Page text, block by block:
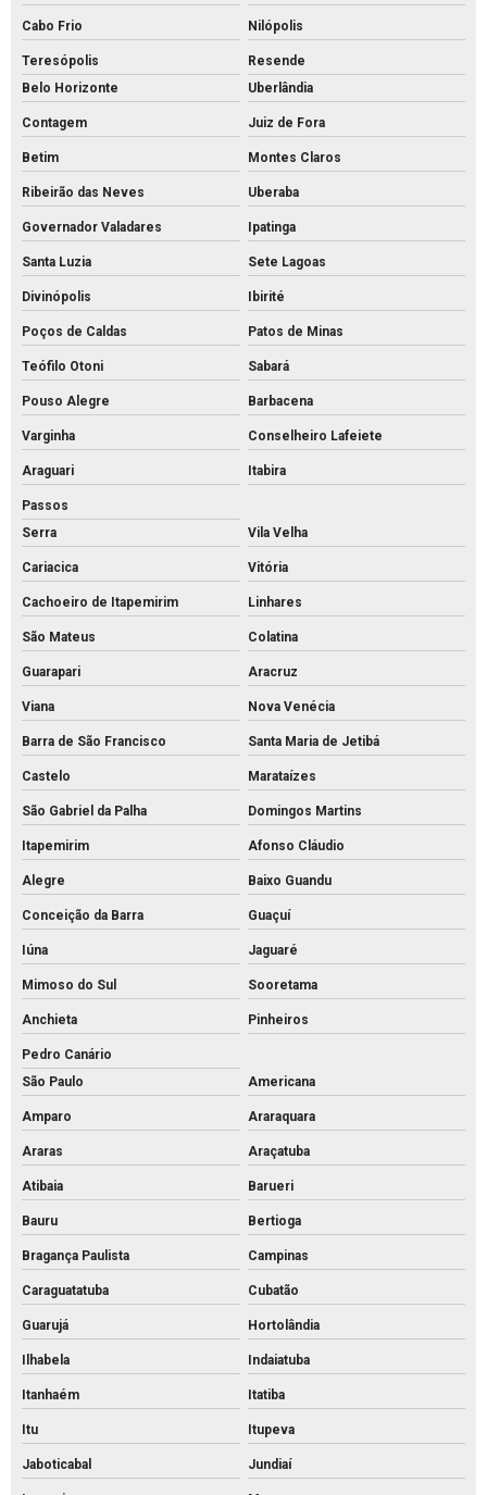
Grelha de concreto
Intertravado de concreto comprar
Intertravado de concreto preço
Intertravado de concreto
Intertravados de concreto pisos
Meio fio de concreto para calçada
Meio fio de concreto preço
Meio fio de concreto valor
Meio fio de concreto a venda
Meio fio de concreto
Mourão de concreto para cerca comprar
Mourão de concreto rs
Mourões de concreto 10x10 preço
Mourões de concreto para alambrado
Mourões de concreto para cerca preço
Mourões de concreto para cerca valores
Mourões de concreto para cerca
Palanque de concreto para alambrado preço
Palanque de concreto para cerca a venda
Palanque concreto para cerca
Palanque de concreto preço
Palanque de concreto valor
Palanque de concreto a venda
Palanque de concreto
Pavimentação bloco intertravado
Pavimentação intertravada preço
Pavimentação intertravada
Piso de concreto para calçada preço
Piso de concreto para calçada
Piso de concreto intertravado preço
Piso de concreto intertravado retangular
Piso de concreto intertravado
Piso de concreto valor
Piso de encaixe concreto
Cabo Frio Nilópolis
Teresópolis
Resende
Belo Horizonte
Uberlândia
Contagem Juiz de Fora
Betim Montes Claros
Ribeirão das Neves Uberaba
Governador Valadares Ipatinga
Santa Luzia Sete Lagoas
Divinópolis Ibirité
Poços de Caldas Patos de Minas
Teófilo Otoni Sabará
Pouso Alegre Barbacena
Varginha Conselheiro Lafeiete
Araguari Itabira
Passos
Serra
Vila Velha
Cariacica Vitória
Cachoeiro de Itapemirim Linhares
São Mateus Colatina
Guarapari Aracruz
Viana Nova Venécia
Barra de São Francisco Santa Maria de Jetibá
Castelo Marataízes
São Gabriel da Palha Domingos Martins
Itapemirim Afonso Cláudio
Alegre Baixo Guandu
Conceição da Barra Guaçuí
Iúna Jaguaré
Mimoso do Sul Sooretama
Anchieta Pinheiros
Pedro Canário
São Paulo
Americana
Amparo Araraquara
Araras Araçatuba
Atibaia Barueri
Bauru Bertioga
Bragança Paulista Campinas
Caraguatatuba Cubatão
Guarujá Hortolândia
Ilhabela Indaiatuba
Itanhaém Itatiba
Itu Itupeva
Jaboticabal Jundiaí